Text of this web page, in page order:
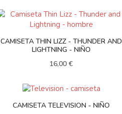
CAMISETA THIN LIZZ - THUNDER AND
LIGHTNING - NIÑO
16,00 €
CAMISETA TELEVISION - NIÑO